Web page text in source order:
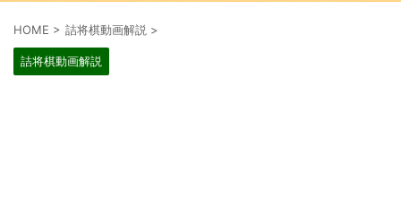
HOME > 詰将棋動画解説 >
詰将棋動画解説